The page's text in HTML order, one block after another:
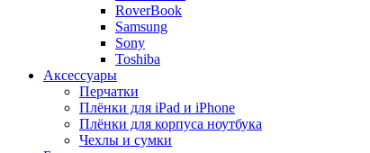
RoverBook
Samsung
Sony
Toshiba
Аксессуары
Перчатки
Плёнки для iPad и iPhone
Плёнки для корпуса ноутбука
Чехлы и сумки